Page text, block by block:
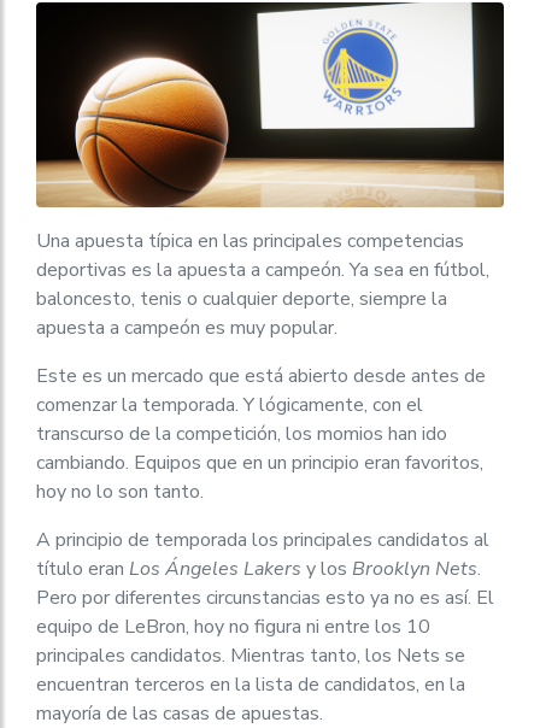
Una apuesta típica en las principales competencias
deportivas es la apuesta a campeón. Ya sea en fútbol,
baloncesto, tenis o cualquier deporte, siempre la
apuesta a campeón es muy popular.
Este es un mercado que está abierto desde antes de
comenzar la temporada. Y lógicamente, con el
transcurso de la competición, los momios han ido
cambiando. Equipos que en un principio eran favoritos,
hoy no lo son tanto.
A principio de temporada los principales candidatos al
título eran Los Ángeles Lakers y los Brooklyn Nets.
Pero por diferentes circunstancias esto ya no es así. El
equipo de LeBron, hoy no figura ni entre los 10
principales candidatos. Mientras tanto, los Nets se
encuentran terceros en la lista de candidatos, en la
mayoría de las casas de apuestas.